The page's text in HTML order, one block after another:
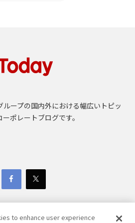
ープの国内外における幅広いトピッ
ポレートブログです。
to enhance user experience